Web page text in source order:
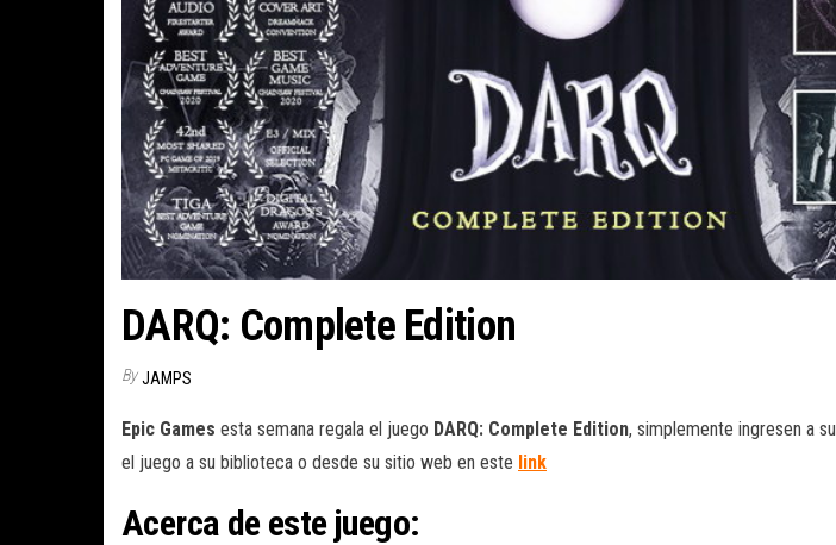
DARQ: Complete Edition
By JAMPS
Epic Games esta semana regala el juego DARQ: Complete Edition, simplemente ingresen a su
el juego a su biblioteca o desde su sitio web en este link
Acerca de este juego: